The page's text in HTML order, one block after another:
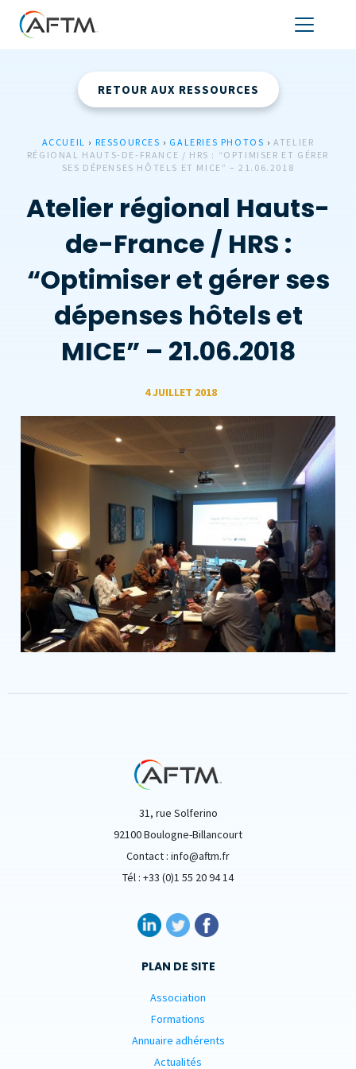
RETOUR AUX RESSOURCES
ACCUEIL › RESSOURCES › GALERIES PHOTOS ›ATELIER
RÉGIONAL HAUTS-DE-FRANCE / HRS : “OPTIMISER ET GÉRER
SES DÉPENSES HÔTELS ET MICE” – 21.06.2018
Atelier régional Hauts-
de-France / HRS :
“Optimiser et gérer ses
dépenses hôtels et
MICE” – 21.06.2018
4 JUILLET 2018
31, rue Solferino
92100 Boulogne-Billancourt
Contact : info@aftm.fr
Tél : +33 (0)1 55 20 94 14
PLAN DE SITE
Association
Formations
Annuaire adhérents
Actualités